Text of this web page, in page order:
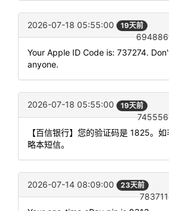
2026-07-18 05:55:00 19天前
Your Apple ID Code is: 737274.
anyone.
2026-07-18 05:55:00 19天前
【百信银行】您的验证码是 1825。
略本短信。
2026-07-14 08:09:00 23天前